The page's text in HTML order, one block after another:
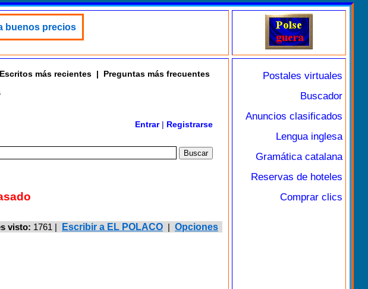
buenos precios
Escritos más recientes |
Preguntas más frecuentes
Entrar| Registrarse
visto: 1761 | Escribir a EL POLACO | Opciones
Postales virtuales
Buscador
Anuncios clasificados
Lengua inglesa
Gramática catalana
Reservas de hoteles
Comprar clics